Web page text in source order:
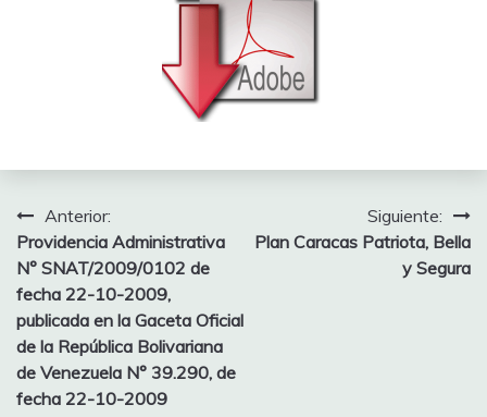
Anterior:
Providencia Administrativa
N° SNAT/2009/0102 de
fecha 22-10-2009,
publicada en la Gaceta Oficial
de la República Bolivariana
de Venezuela N° 39.290, de
fecha 22-10-2009
Siguiente:
Plan Caracas Patriota, Bella
y Segura